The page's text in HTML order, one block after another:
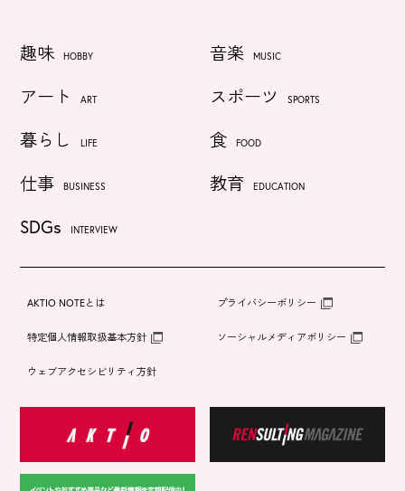
趣味 HOBBY 音楽 MUSIC
アート ART スポーツ SPORTS
暮らし LIFE 食 FOOD
仕事 BUSINESS 教育 EDUCATION
SDGs INTERVIEW
AKTIO NOTEとは プライバシーポリシー
特定個人情報取扱基本方針 ソーシャルメディアポリシー
ウェブアクセシビリティ方針